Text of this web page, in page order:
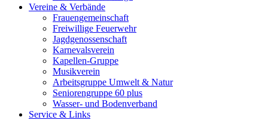
Vereine & Verbände
Frauengemeinschaft
Freiwillige Feuerwehr
Jagdgenossenschaft
Karnevalsverein
Kapellen-Gruppe
Musikverein
Arbeitsgruppe Umwelt & Natur
Seniorengruppe 60 plus
Wasser- und Bodenverband
Service & Links